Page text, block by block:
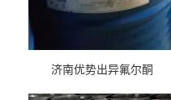
济南优势出异氟尔酮